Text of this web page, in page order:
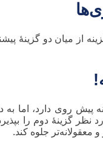
از میان دو گزینهٔ
روی دارد، اما به
گزینهٔ دوم را بپذیرد
جلوه کند.